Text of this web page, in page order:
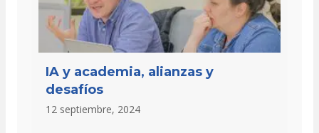
IA y academia, alianzas y
desafíos
12 septiembre, 2024